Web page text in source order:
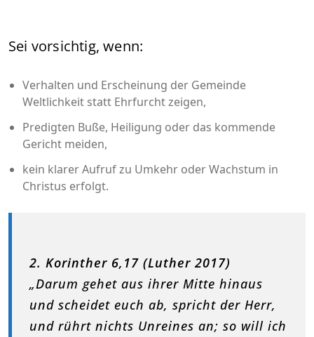
Sei vorsichtig, wenn:
Verhalten und Erscheinung der Gemeinde
Weltlichkeit statt Ehrfurcht zeigen,
Predigten Buße, Heiligung oder das kommende
Gericht meiden,
kein klarer Aufruf zu Umkehr oder Wachstum in
Christus erfolgt.
2. Korinther 6,17 (Luther 2017)
„Darum gehet aus ihrer Mitte hinaus
und scheidet euch ab, spricht der Herr,
und rührt nichts Unreines an; so will ich